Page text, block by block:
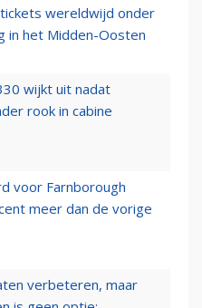
wereldwijd onder
in het Midden-Oosten
wijkt uit nadat
rook in cabine
voor Farnborough
meer dan de vorige
verbeteren, maar